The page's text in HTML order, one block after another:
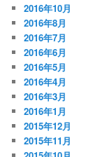
2016年10月
2016年8月
2016年7月
2016年6月
2016年5月
2016年4月
2016年3月
2016年1月
2015年12月
2015年11月